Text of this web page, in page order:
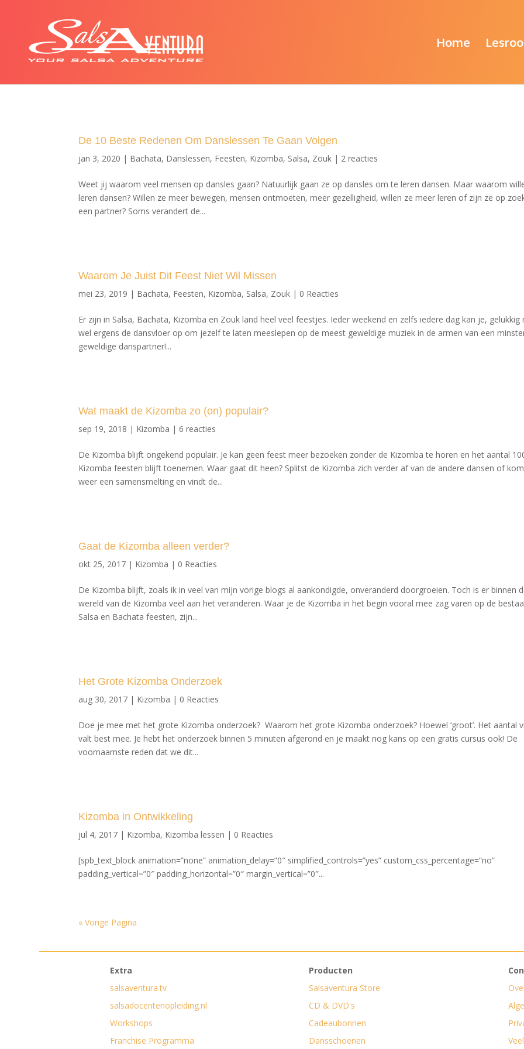
Home
De 10 Beste Redenen Om Danslessen Te Gaan Volgen
jan 3, 2020 | Bachata, Danslessen, Feesten, Kizomba, Salsa, Zouk | 2 reacties
Weet jij waarom veel mensen op dansles gaan? Natuurlijk gaan ze op dansles om te leren dansen. Maar waarom
leren dansen? Willen ze meer bewegen, mensen ontmoeten, meer gezelligheid, willen ze meer leren of zijn ze op
een partner? Soms verandert de...
Waarom Je Juist Dit Feest Niet Wil Missen
mei 23, 2019 | Bachata, Feesten, Kizomba, Salsa, Zouk | 0 Reacties
Er zijn in Salsa, Bachata, Kizomba en Zouk land heel veel feestjes. Ieder weekend en zelfs iedere dag kan je, gelukkig
wel ergens de dansvloer op om jezelf te laten meeslepen op de meest geweldige muziek in de armen van een
geweldige danspartner!...
Wat maakt de Kizomba zo (on) populair?
sep 19, 2018 | Kizomba |6 reacties
De Kizomba blijft ongekend populair. Je kan geen feest meer bezoeken zonder de Kizomba te horen en het aantal
Kizomba feesten blijft toenemen. Waar gaat dit heen? Splitst de Kizomba zich verder af van de andere dansen of
weer een samensmelting en vindt de...
Gaat de Kizomba alleen verder?
okt 25, 2017 | Kizomba | 0 Reacties
De Kizomba blijft, zoals ik in veel van mijn vorige blogs al aankondigde, onveranderd doorgroeien. Toch is er binnen
wereld van de Kizomba veel aan het veranderen. Waar je de Kizomba in het begin vooral mee zag varen op de
Salsa en Bachata feesten, zijn...
Het Grote Kizomba Onderzoek
aug 30, 2017 | Kizomba | 0 Reacties
Doe je mee met het grote Kizomba onderzoek? Waarom het grote Kizomba onderzoek? Hoewel ‘groot’. Het aantal
valt best mee. Je hebt het onderzoek binnen 5 minuten afgerond en je maakt nog kans op een gratis cursus ook! De
voornaamste reden dat we dit...
Kizomba in Ontwikkeling
jul 4, 2017 | Kizomba, Kizomba lessen | 0 Reacties
[spb_text_block animation=”none” animation_delay=”0″ simplified_controls=”yes” custom_css_percentage=”no”
padding_vertical=”0″ padding_horizontal=”0″ margin_vertical=”0″...
« Vorige Pagina
Extra
salsaventura.tv
salsadocentenopleiding.nl
Workshops
Franchise Programma
Producten
Salsaventura Store
CD & DVD's
Cadeaubonnen
Dansschoenen